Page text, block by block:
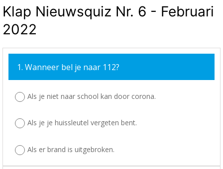
Klap Nieuwsquiz Nr. 6 - Februari
2022
1. Wanneer bel je naar 112?
Als je niet naar school kan door corona.
Als je je huissleutel vergeten bent.
Als er brand is uitgebroken.